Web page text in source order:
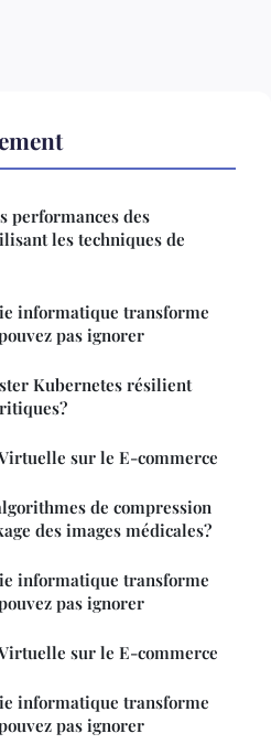
performances des
les techniques de
informatique transforme
pas ignorer
Kubernetes résilient
sur le E-commerce
de compression
des images médicales?
informatique transforme
pas ignorer
sur le E-commerce
informatique transforme
pas ignorer